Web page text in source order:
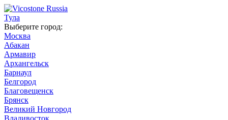
Тула
Выберите город:
Москва
Абакан
Армавир
Архангельск
Барнаул
Белгород
Благовещенск
Брянск
Великий Новгород
Владивосток